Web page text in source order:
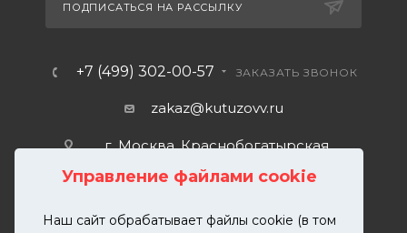
Управление файлами cookie
Наш сайт обрабатывает файлы cookie (в том
ПОДПИСАТЬСЯ НА РАССЫЛКУ
+7 (499) 302-00-57 ЗАКАЗАТЬ ЗВОНОК
zakaz@kutuzovv.ru
г. Москва, Краснобогатырская